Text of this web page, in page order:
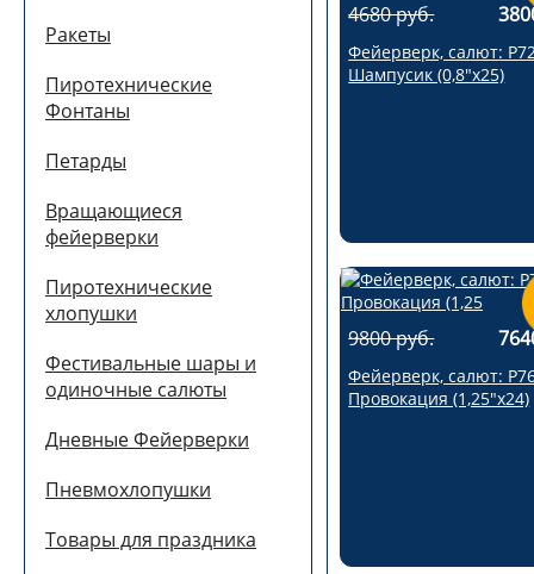
Ракеты
Пиротехнические
Фонтаны
Петарды
Вращающиеся
фейерверки
Пиротехнические
хлопушки
Фестивальные шары и
одиночные салюты
Дневные Фейерверки
Пневмохлопушки
Товары для праздника
4680 руб.
Фейерверк, салют:
Шампусик (0,8"х25)
9800 руб.
Фейерверк, салют:
Провокация (1,25"х24)